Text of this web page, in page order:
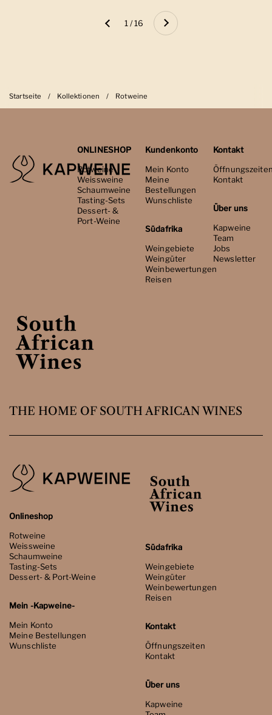
Zurück 1 / 16 Weiter
Startseite / Kollektionen / Rotweine
ONLINESHOP
Rotweine
Weissweine
Schaumweine
Tasting-Sets
Dessert- &
Port-Weine
Kundenkonto
Mein Konto
Meine
Bestellungen
Wunschliste
Südafrika
Weingebiete
Weingüter
Weinbewertungen
Reisen
Kontakt
Kontakt
Über uns
Kapweine
Team
Jobs
Newsletter
THE HOME OF SOUTH AFRICAN WINES
Onlineshop
Rotweine
Weissweine
Schaumweine
Tasting-Sets
Dessert- & Port-Weine
Mein -Kapweine-
Mein Konto
Meine Bestellungen
Wunschliste
Südafrika
Weingebiete
Weingüter
Weinbewertungen
Reisen
Kontakt
Öffnungszeiten
Kontakt
Über uns
Kapweine